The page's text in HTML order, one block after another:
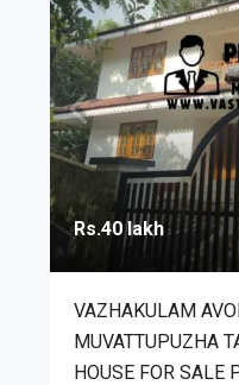
Rs.40 lakh
VAZHAKULAM
MUVATTUPUZHA
HOUSE FOR SALE